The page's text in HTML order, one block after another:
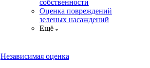
собственности
Оценка повреждений
зеленых насаждений
Ещё
Независимая оценка